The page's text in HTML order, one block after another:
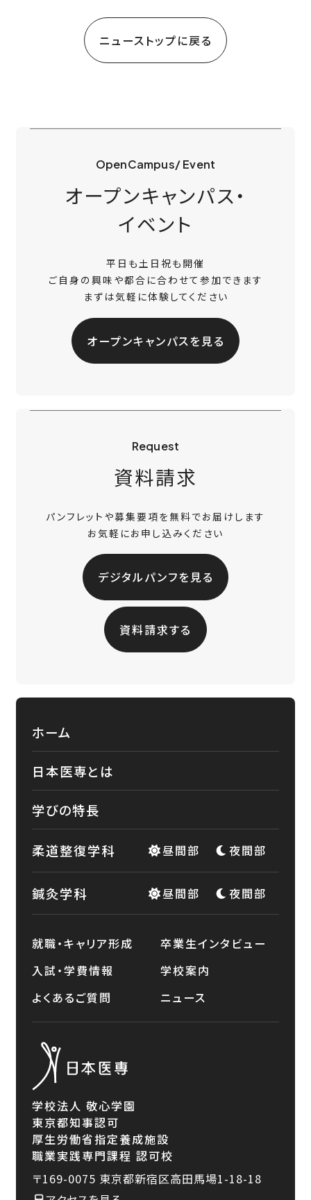
ニューストップに戻る
OpenCampus/ Event
オープンキャンパス・
イベント
平日も土日祝も開催
ご自身の興味や都合に合わせて参加できます
まずは気軽に体験してください
オープンキャンパスを見る
Request
資料請求
パンフレットや募集要項を無料でお届けします
お気軽にお申し込みください
デジタルパンフを見る
資料請求する
学校法人 敬心学園
東京都知事認可
厚生労働省指定養成施設
職業実践専門課程 認可校
〒169-0075 東京都新宿区高田馬場1-18-18
ホーム
日本医専とは
学びの特長
柔道整復学科 昼間部 夜間部
鍼灸学科 昼間部 夜間部
就職・キャリア形成
卒業生インタビュー
入試・学費情報
学校案内
よくあるご質問
ニュース